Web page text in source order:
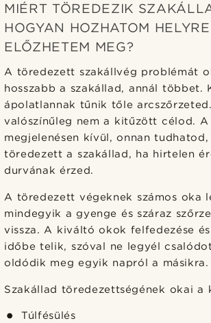
MIÉRT TÖREDEZIK
HOGYAN HOZHATOM
ELŐZHETEM MEG?
A töredezett szakállvég problémát
hosszabb a szakállad, annál többet.
ápolatlannak tűnik tőle
valószínűleg nem a kitűzött célod. A
megjelenésen kívül, onnan
töredezett a szakállad, ha hirtelen
durvának érzed.
A töredezett végeknek számos oka
mindegyik a gyenge és száraz
vissza. A kiváltó okok felfedezése
időbe telik, szóval ne legyél
oldódik meg egyik napról a másikra.
Szakállad töredezettségének okai a
Túlfésülés